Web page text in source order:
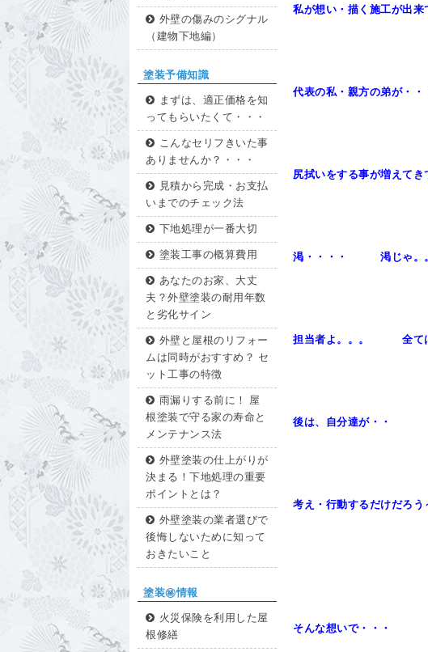
外壁の傷みのシグナル
（建物下地編）
塗装予備知識
まずは、適正価格を知
ってもらいたくて・・・
こんなセリフきいた事
ありませんか？・・・
見積から完成・お支払
いまでのチェック法
下地処理が一番大切
塗装工事の概算費用
あなたのお家、大丈
夫？外壁塗装の耐用年数
と劣化サイン
外壁と屋根のリフォー
ムは同時がおすすめ？ セ
ット工事の特徴
雨漏りする前に！ 屋
根塗装で守る家の寿命と
メンテナンス法
外壁塗装の仕上がりが
決まる！下地処理の重要
ポイントとは？
外壁塗装の業者選びで
後悔しないために知って
おきたいこと
塗装㊙情報
火災保険を利用した屋
根修繕
私が想い・描く施工が出来
代表の私・親方の弟が・・
尻拭いをする事が増えてき
渇・・・・ 渇じゃ。
担当者よ。。。 全ては
後は、自分達が・・
考え・行動するだけだろう
そんな想いで・・・